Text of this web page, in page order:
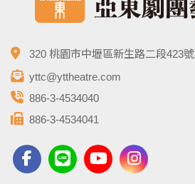
320 桃園市中壢區新生路二段423號
yttc@yttheatre.com
886-3-4534040
886-3-4534041